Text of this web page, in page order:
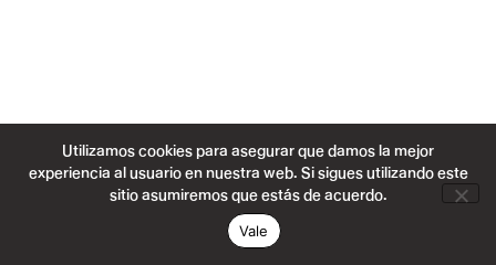
Utilizamos cookies para asegurar que damos la mejor
experiencia al usuario en nuestra web. Si sigues utilizando este
sitio asumiremos que estás de acuerdo.
Vale